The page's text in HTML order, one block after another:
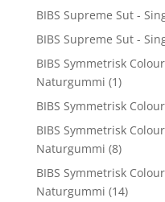
BIBS Supreme Sut -
BIBS Supreme Sut -
BIBS Symmetrisk
Naturgummi (1)
BIBS Symmetrisk
BIBS Symmetrisk
Naturgummi (8)
BIBS Symmetrisk
Naturgummi (14)